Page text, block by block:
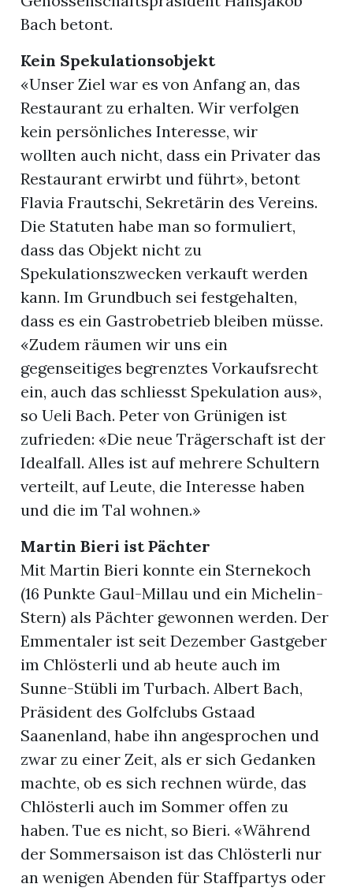
Bach betont.
Kein Spekulationsobjekt
«Unser Ziel war es von Anfang an, das
Restaurant zu erhalten. Wir verfolgen
kein persönliches Interesse, wir
wollten auch nicht, dass ein Privater das
Restaurant erwirbt und führt», betont
Flavia Frautschi, Sekretärin des Vereins.
Die Statuten habe man so formuliert,
dass das Objekt nicht zu
Spekulationszwecken verkauft werden
kann. Im Grundbuch sei festgehalten,
dass es ein Gastrobetrieb bleiben müsse.
«Zudem räumen wir uns ein
gegenseitiges begrenztes Vorkaufsrecht
ein, auch das schliesst Spekulation aus»,
so Ueli Bach. Peter von Grünigen ist
zufrieden: «Die neue Trägerschaft ist der
Idealfall. Alles ist auf mehrere Schultern
verteilt, auf Leute, die Interesse haben
und die im Tal wohnen.»
Martin Bieri ist Pächter
Mit Martin Bieri konnte ein Sternekoch
(16 Punkte Gaul-Millau und ein Michelin-
Stern) als Pächter gewonnen werden. Der
Emmentaler ist seit Dezember Gastgeber
im Chlösterli und ab heute auch im
Sunne-Stübli im Turbach. Albert Bach,
Präsident des Golfclubs Gstaad
Saanenland, habe ihn angesprochen und
zwar zu einer Zeit, als er sich Gedanken
machte, ob es sich rechnen würde, das
Chlösterli auch im Sommer offen zu
haben. Tue es nicht, so Bieri. «Während
der Sommersaison ist das Chlösterli nur
an wenigen Abenden für Staffpartys oder